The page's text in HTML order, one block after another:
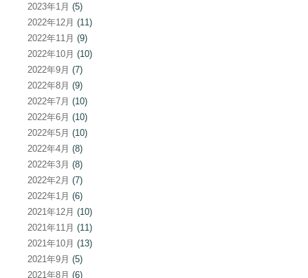
2023年1月 (5)
2022年12月 (11)
2022年11月 (9)
2022年10月 (10)
2022年9月 (7)
2022年8月 (9)
2022年7月 (10)
2022年6月 (10)
2022年5月 (10)
2022年4月 (8)
2022年3月 (8)
2022年2月 (7)
2022年1月 (6)
2021年12月 (10)
2021年11月 (11)
2021年10月 (13)
2021年9月 (5)
2021年8月 (6)